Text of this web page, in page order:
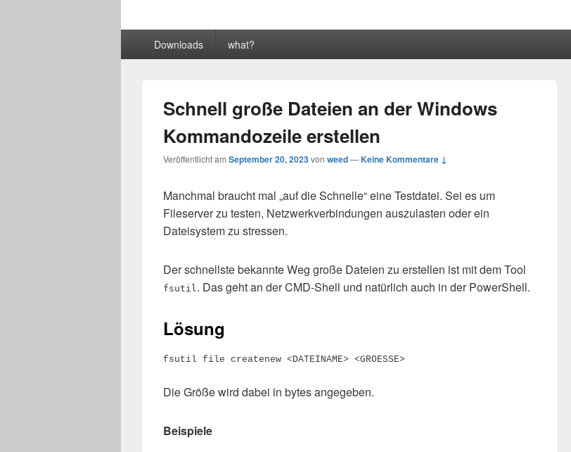
Downloads what?
Schnell große Dateien an der Windows
Kommandozeile erstellen
Veröffentlicht am September 20, 2023von weed—Keine Kommentare ↓
Manchmal braucht mal „auf die Schnelle“ eine Testdatei. Sei es um
Fileserver zu testen, Netzwerkverbindungen auszulasten oder ein
Dateisystem zu stressen.
Der schnellste bekannte Weg große Dateien zu erstellen ist mit dem Tool
fsutil. Das geht an der CMD-Shell und natürlich auch in der PowerShell.
Lösung
fsutil file createnew <DATEINAME> <GROESSE>
Die Größe wird dabei in bytes angegeben.
Beispiele